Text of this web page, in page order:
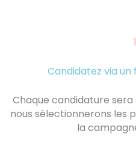
1
Candidatez via
Chaque candidature
nous sélectionnerons les
la